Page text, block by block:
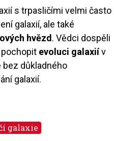
s trpasličími velmi často
galaxií, ale také
hvězd. Vědci dospěli
evoluci galaxiív
bez důkladného
galaxií.
galaxie